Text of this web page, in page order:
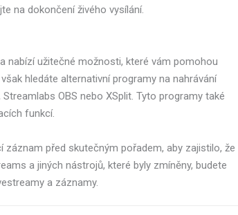
na dokončení živého vysílání.
nabízí užitečné možnosti, které vám pomohou
hledáte alternativní programy na nahrávání
OBS nebo XSplit. Tyto programy také
funkcí.
záznam před skutečným pořadem, aby zajistilo, že
a jiných nástrojů, které byly zmíněny, budete
a záznamy.